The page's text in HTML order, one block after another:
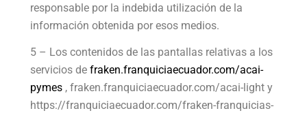
responsable por la indebida utilización de la
información obtenida por esos medios.
5 – Los contenidos de las pantallas relativas a los
servicios de fraken.franquiciaecuador.com/acai-
pymes, fraken.franquiciaecuador.com/acai-light y
https://franquiciaecuador.com/fraken-franquicias-